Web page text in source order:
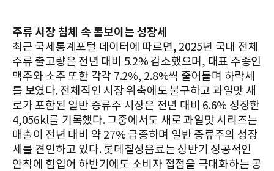
주류 시장 침체 속 돋보이는 성장세
최근 국세통계포털 데이터에 따르면, 2025년 국내 전체
주류 출고량은 전년 대비 5.2% 감소했으며, 대표 주종인
맥주와 소주 또한 각각 7.2%, 2.8%씩 줄어들며 하락세
를 보였다. 전체적인 시장 위축에도 불구하고 과일맛 새
로가 포함된 일반 증류주 시장은 전년 대비 6.6% 성장한
4,056kl를 기록했다. 그중에서도 새로 과일맛 시리즈는
매출이 전년 대비 약 27% 급증하며 일반 증류주의 성장
세를 견인하고 있다. 롯데칠성음료는 상반기 성공적인
안착에 힘입어 하반기에도 소비자 접점을 극대화하는 공